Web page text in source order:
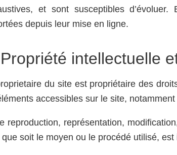
et sont susceptibles
depuis leur mise en ligne.
Propriété intellectuelle
du site est propriétaire des
accessibles sur le site,
reproduction, représentation,
soit le moyen ou le procédé utilisé,